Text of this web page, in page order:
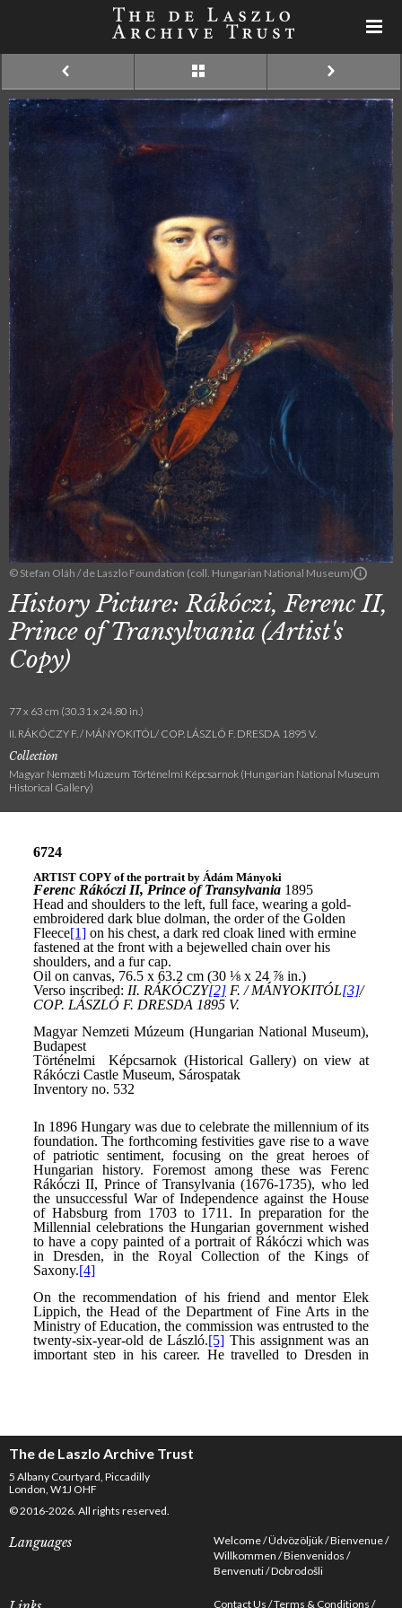
© Stefan Oláh / de Laszlo Foundation (coll. Hungarian National Museum)
History Picture: Rákóczi, Ferenc II,
Prince of Transylvania (Artist's
Copy)
77 x 63 cm (30.31 x 24.80 in.)
II. RÁKÓCZY F. / MÁNYOKITÓL/ COP. LÁSZLÓ F. DRESDA 1895 V.
Collection
Magyar Nemzeti Múzeum Történelmi Képcsarnok (Hungarian National Museum
Historical Gallery)
The de Laszlo Archive Trust
5 Albany Courtyard, Piccadilly
London, W1J OHF
© 2016-2026. All rights reserved.
Languages Welcome Üdvözöljük Bienvenue
Willkommen Bienvenidos
Benvenuti Dobrodošli
Contact Us Terms & Conditions